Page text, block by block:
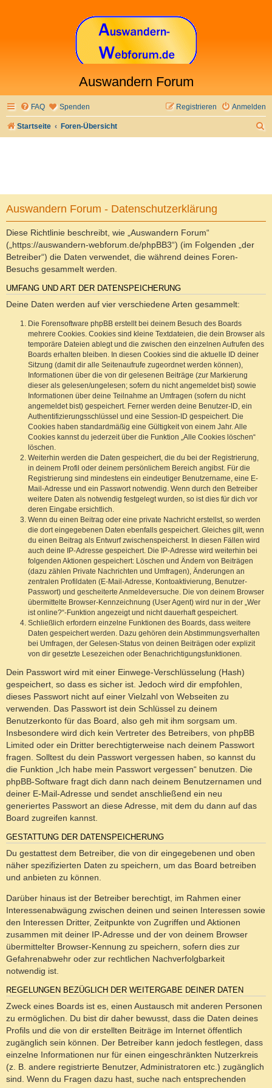
Auswandern Forum
FAQ Spenden Anmelden
Registrieren
Startseite Foren-Übersicht
Auswandern Forum - Datenschutzerklärung
Diese Richtlinie beschreibt, wie „Auswandern Forum“
(„https://auswandern-webforum.de/phpBB3“) (im Folgenden „der
Betreiber“) die Daten verwendet, die während deines Foren-
Besuchs gesammelt werden.
UMFANG UND ART DER DATENSPEICHERUNG
Deine Daten werden auf vier verschiedene Arten gesammelt:
Die Forensoftware phpBB erstellt bei deinem Besuch des Boards
mehrere Cookies. Cookies sind kleine Textdateien, die dein Browser als
temporäre Dateien ablegt und die zwischen den einzelnen Aufrufen des
Boards erhalten bleiben. In diesen Cookies sind die aktuelle ID deiner
Sitzung (damit dir alle Seitenaufrufe zugeordnet werden können),
Informationen über die von dir gelesenen Beiträge (zur Markierung
dieser als gelesen/ungelesen; sofern du nicht angemeldet bist) sowie
Informationen über deine Teilnahme an Umfragen (sofern du nicht
angemeldet bist) gespeichert. Ferner werden deine Benutzer-ID, ein
Authentifizierungsschlüssel und eine Session-ID gespeichert. Die
Cookies haben standardmäßig eine Gültigkeit von einem Jahr. Alle
Cookies kannst du jederzeit über die Funktion „Alle Cookies löschen“
löschen.
Weiterhin werden die Daten gespeichert, die du bei der Registrierung,
in deinem Profil oder deinem persönlichem Bereich angibst. Für die
Registrierung sind mindestens ein eindeutiger Benutzername, eine E-
Mail-Adresse und ein Passwort notwendig. Wenn durch den Betreiber
weitere Daten als notwendig festgelegt wurden, so ist dies für dich vor
deren Eingabe ersichtlich.
Wenn du einen Beitrag oder eine private Nachricht erstellst, so werden
die dort eingegebenen Daten ebenfalls gespeichert. Gleiches gilt, wenn
du einen Beitrag als Entwurf zwischenspeicherst. In diesen Fällen wird
auch deine IP-Adresse gespeichert. Die IP-Adresse wird weiterhin bei
folgenden Aktionen gespeichert: Löschen und Ändern von Beiträgen
(dazu zählen Private Nachrichten und Umfragen), Änderungen an
zentralen Profildaten (E-Mail-Adresse, Kontoaktivierung, Benutzer-
Passwort) und gescheiterte Anmeldeversuche. Die von deinem Browser
übermittelte Browser-Kennzeichnung (User Agent) wird nur in der „Wer
ist online?“-Funktion angezeigt und nicht dauerhaft gespeichert.
Schließlich erfordern einzelne Funktionen des Boards, dass weitere
Daten gespeichert werden. Dazu gehören dein Abstimmungsverhalten
bei Umfragen, der Gelesen-Status von deinen Beiträgen oder explizit
von dir gesetzte Lesezeichen oder Benachrichtigungsfunktionen.
Dein Passwort wird mit einer Einwege-Verschlüsselung (Hash)
gespeichert, so dass es sicher ist. Jedoch wird dir empfohlen,
dieses Passwort nicht auf einer Vielzahl von Webseiten zu
verwenden. Das Passwort ist dein Schlüssel zu deinem
Benutzerkonto für das Board, also geh mit ihm sorgsam um.
Insbesondere wird dich kein Vertreter des Betreibers, von phpBB
Limited oder ein Dritter berechtigterweise nach deinem Passwort
fragen. Solltest du dein Passwort vergessen haben, so kannst du
die Funktion „Ich habe mein Passwort vergessen“ benutzen. Die
phpBB-Software fragt dich dann nach deinem Benutzernamen und
deiner E-Mail-Adresse und sendet anschließend ein neu
generiertes Passwort an diese Adresse, mit dem du dann auf das
Board zugreifen kannst.
GESTATTUNG DER DATENSPEICHERUNG
Du gestattest dem Betreiber, die von dir eingegebenen und oben
näher spezifizierten Daten zu speichern, um das Board betreiben
und anbieten zu können.
Darüber hinaus ist der Betreiber berechtigt, im Rahmen einer
Interessenabwägung zwischen deinen und seinen Interessen sowie
den Interessen Dritter, Zeitpunkte von Zugriffen und Aktionen
zusammen mit deiner IP-Adresse und der von deinem Browser
übermittelter Browser-Kennung zu speichern, sofern dies zur
Gefahrenabwehr oder zur rechtlichen Nachverfolgbarkeit
notwendig ist.
REGELUNGEN BEZÜGLICH DER WEITERGABE DEINER DATEN
Zweck eines Boards ist es, einen Austausch mit anderen Personen
zu ermöglichen. Du bist dir daher bewusst, dass die Daten deines
Profils und die von dir erstellten Beiträge im Internet öffentlich
zugänglich sein können. Der Betreiber kann jedoch festlegen, dass
einzelne Informationen nur für einen eingeschränkten Nutzerkreis
(z. B. andere registrierte Benutzer, Administratoren etc.) zugänglich
sind. Wenn du Fragen dazu hast, suche nach entsprechenden